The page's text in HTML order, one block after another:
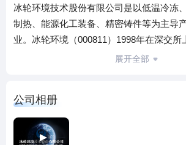
冰轮环境技术股份有限公司是以低温冷冻
制热、能源化工装备、精密铸件等为主导
业。冰轮环境（000811）1998年在深交所
冰轮环境近年来先后荣膺中国机械工业核
54位，至今已连续14年入选中国机械工业
冰轮环境拥有国家认定企业技术中心等5个
台，拥有9个省级科技创新平台。近10年来
展开全部
公司相册